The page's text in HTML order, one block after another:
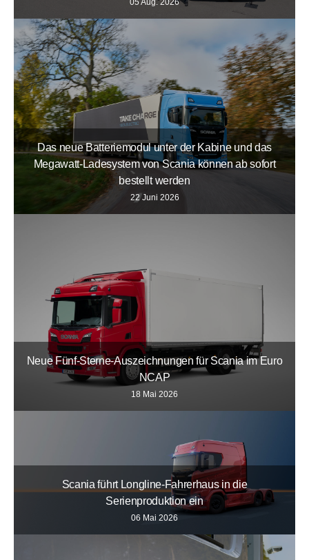
05 Aug. 2026
Das neue Batteriemodul unter der Kabine und das
Megawatt-Ladesystem von Scania können ab sofort
bestellt werden
22 Juni 2026
Neue Fünf-Sterne-Auszeichnungen für Scania im Euro
NCAP
18 Mai 2026
Scania führt Longline-Fahrerhaus in die
Serienproduktion ein
06 Mai 2026